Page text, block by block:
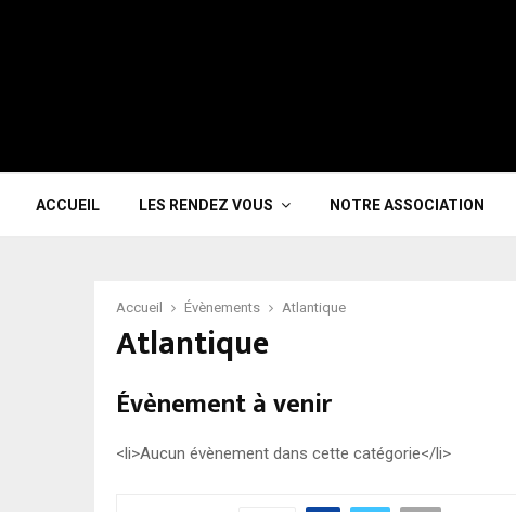
ACCUEIL LES RENDEZ VOUS NOTRE ASSOCIATION
Accueil Évènements Atlantique
Atlantique
Évènement à venir
<li>Aucun évènement dans cette catégorie</li>